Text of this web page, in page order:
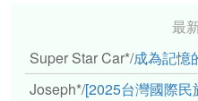
最
Super Star Car*/成為記憶的承載
Joseph*/[2025台灣國際民族誌影